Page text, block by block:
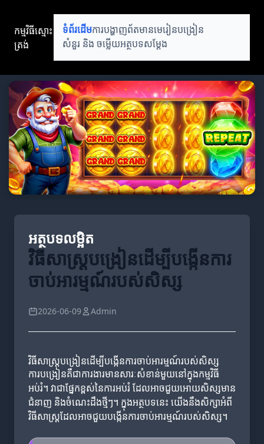
កម្មវិធីស្មោះ
ត្រង់
ទំព័រដើមការបង្ហាញព័តមានមេរៀនបង្រៀន
សំនួរ និង ចម្លើយអត្ថបទសម្តែង
អត្ថបទលម្អិត
វិធីសាស្ត្របង្រៀនដើម្បីបង្កើនការ
ចាប់អារម្មណ៍របស់សិស្ស
2026-06-09 Admin
វិធីសាស្ត្របង្រៀនដើម្បីបង្កើនការចាប់អារម្មណ៍របស់សិស្ស
ការបង្រៀនគឺជាការងារមានសារៈសំខាន់មួយនៅក្នុងកម្មវិធី
អប់រំ។ វាជាផ្នែកខ្ពស់នៃការអប់រំ ដែលអាចជួយអោយសិស្សមាន
ជំនាញ និងចំណេះដឹងថ្មីៗ។ ក្នុងអត្ថបទនេះ យើងនឹងសិក្សាអំពី
វិធីសាស្ត្រដែលអាចជួយបង្កើនការចាប់អារម្មណ៍របស់សិស្ស។